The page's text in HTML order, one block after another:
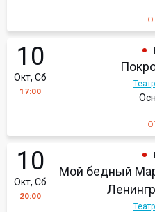
10
Окт, Сб
17:00
10
Окт, Сб
20:00
Мой бедный